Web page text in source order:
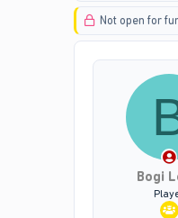
s
t
a
Not open for
Bogi